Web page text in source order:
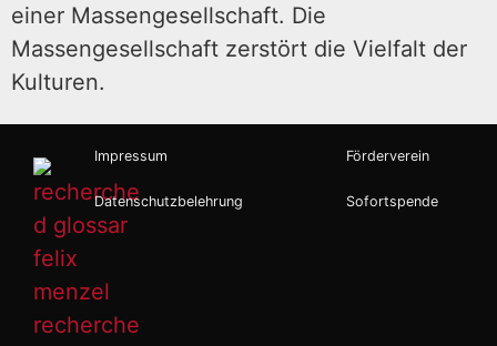
einer Massengesellschaft. Die
Massengesellschaft zerstört die Vielfalt der
Kulturen.
Impressum
Datenschutzbelehrung
Förderverein
Sofortspende